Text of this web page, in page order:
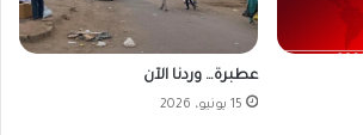
عطبرة… وردنا الآن
15 يونيو، 2026